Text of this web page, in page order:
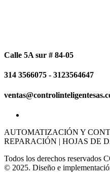
Calle 5A sur # 84-05
314 3566075 - 3123564647
AUTOMATIZACIÓN Y
REPARACIÓN | HOJAS DE
Todos los derechos
© 2025. Diseño e